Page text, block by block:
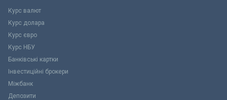
Курс валют
Курс долара
Курс євро
Курс НБУ
Банківські картки
Інвестиційні брокери
Міжбанк
Депозити